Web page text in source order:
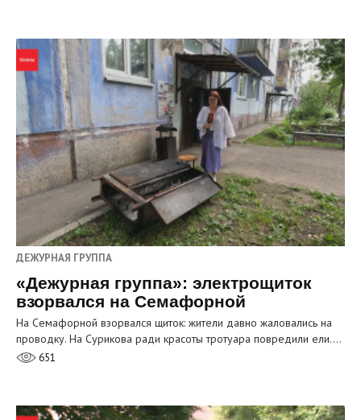
ДЕЖУРНАЯ ГРУППА
«Дежурная группа»: электрощиток
взорвался на Семафорной
На Семафорной взорвался щиток: жители давно жаловались на
проводку. На Сурикова ради красоты тротуара повредили ели.…
651